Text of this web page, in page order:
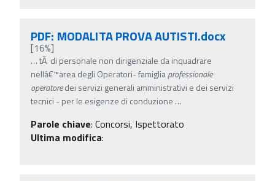
PDF: MODALITA PROVA AUTISTI.docx
[16%]
…tÃ di personale non dirigenziale da inquadrare
nellâ€™area degli Operatori- famigliaprofessionale
operatoredei servizi generali amministrativi e dei servizi
tecnici - per le esigenze di conduzione …
Parole chiave: Concorsi, Ispettorato
Ultima modifica: